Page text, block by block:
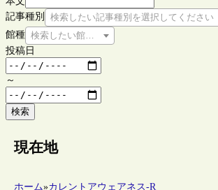
記事種別
検索したい記事種別を選択してください
館種 検索したい館種を選択してください
投稿日
～
検索
現在地
ホーム»カレントアウェアネス-R